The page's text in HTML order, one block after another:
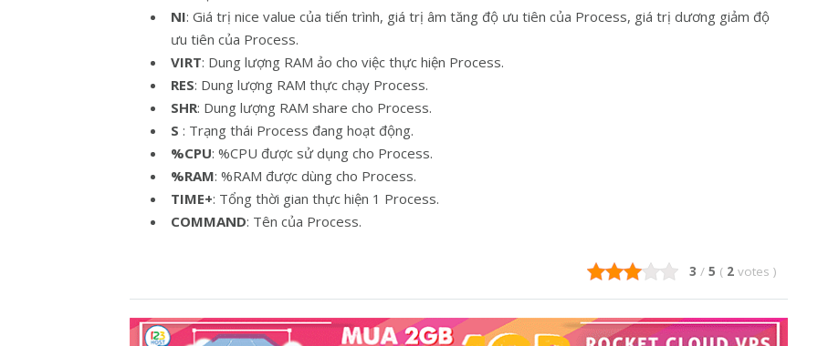
NI: Giá trị nice value của tiến trình, giá trị âm tăng độ ưu tiên của Process, giá trị dương giảm độ
ưu tiên của Process.
VIRT: Dung lượng RAM ảo cho việc thực hiện Process.
RES: Dung lượng RAM thực chạy Process.
SHR: Dung lượng RAM share cho Process.
S : Trạng thái Process đang hoạt động.
%CPU: %CPU được sử dụng cho Process.
%RAM: %RAM được dùng cho Process.
TIME+: Tổng thời gian thực hiện 1 Process.
COMMAND: Tên của Process.
3 / 5 ( 2 votes )